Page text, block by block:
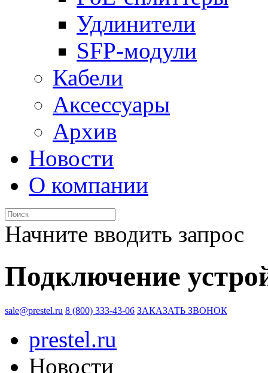
Удлинители
SFP-модули
Кабели
Аксессуары
Архив
Новости
О компании
Начните вводить запрос
Подключение
sale@prestel.ru 8 (800) 333-43-06 ЗАКАЗАТЬ ЗВОНОК
prestel.ru
Новости